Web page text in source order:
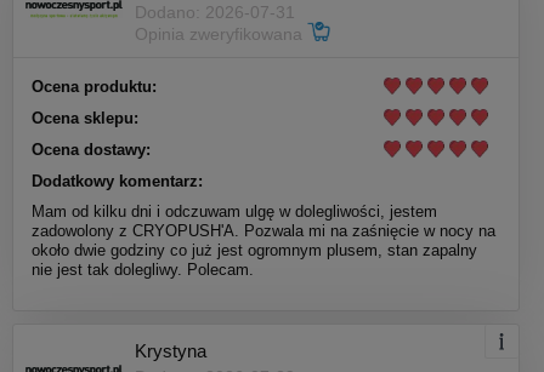
Dodano: 2026-07-31
Opinia zweryfikowana
Ocena produktu:
Ocena sklepu:
Ocena dostawy:
Dodatkowy komentarz:
Mam od kilku dni i odczuwam ulgę w dolegliwości, jestem
zadowolony z CRYOPUSH'A. Pozwala mi na zaśnięcie w nocy na
około dwie godziny co już jest ogromnym plusem, stan zapalny
nie jest tak dolegliwy. Polecam.
Krystyna